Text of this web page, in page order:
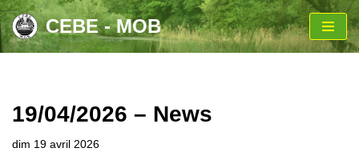
Aller
CEBE - MOB
19/04/2026 – News
dim 19 avril 2026